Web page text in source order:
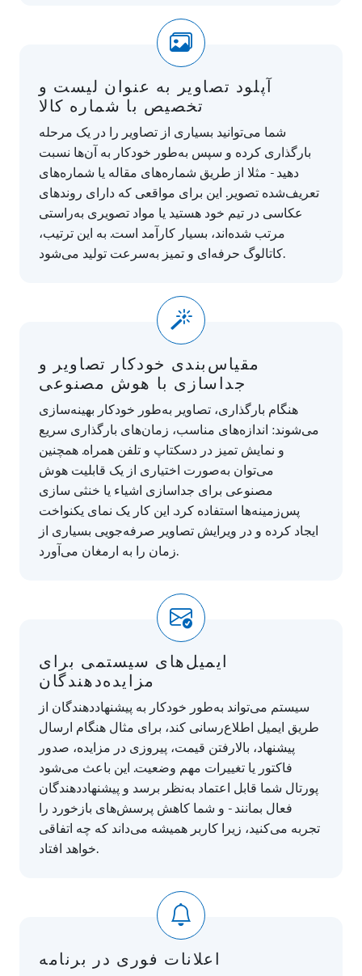
آپلود تصاویر به عنوان لیست و
تخصیص با شماره کالا
شما می‌توانید بسیاری از تصاویر را در یک مرحله
بارگذاری کرده و سپس به‌طور خودکار به آن‌ها نسبت
دهید - مثلا از طریق شماره‌های مقاله یا شماره‌های
تعریف‌شده تصویر. این برای مواقعی که دارای روندهای
عکاسی در تیم خود هستید یا مواد تصویری به‌راستی
مرتب شده‌اند، بسیار کارآمد است. به این ترتیب،
کاتالوگ حرفه‌ای و تمیز به‌سرعت تولید می‌شود.
مقیاس‌بندی خودکار تصاویر و
جداسازی با هوش مصنوعی
هنگام بارگذاری، تصاویر به‌طور خودکار بهینه‌سازی
می‌شوند: اندازه‌های مناسب، زمان‌های بارگذاری سریع
و نمایش تمیز در دسکتاپ و تلفن همراه. همچنین
می‌توان به‌صورت اختیاری از یک قابلیت هوش
مصنوعی برای جداسازی اشیاء یا خنثی سازی
پس‌زمینه‌ها استفاده کرد. این کار یک نمای یکنواخت
ایجاد کرده و در ویرایش تصاویر صرفه‌جویی بسیاری از
زمان را به ارمغان می‌آورد.
ایمیل‌های سیستمی برای
مزایده‌دهندگان
سیستم می‌تواند به‌طور خودکار به پیشنهاددهندگان از
طریق ایمیل اطلاع‌رسانی کند، برای مثال هنگام ارسال
پیشنهاد، بالارفتن قیمت، پیروزی در مزایده، صدور
فاکتور یا تغییرات مهم وضعیت. این باعث می‌شود
پورتال شما قابل اعتماد به‌نظر برسد و پیشنهاددهندگان
فعال بمانند - و شما کاهش پرسش‌های بازخورد را
تجربه می‌کنید، زیرا کاربر همیشه می‌داند که چه اتفاقی
خواهد افتاد.
اعلانات فوری در برنامه